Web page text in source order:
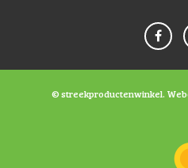
© streekproductenwinkel.